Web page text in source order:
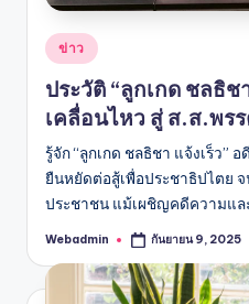
Posted
in
ข่าว
ประวัติ “ลูกเกด ชลธิช
เคลื่อนไหว สู่ ส.ส.พร
รู้จัก “ลูกเกด ชลธิชา แจ้งเร็ว”
ยืนหยัดต่อสู้เพื่อประชาธิปไตย จ
ประชาชน แม้เผชิญคดีความแล
Posted
Webadmin กันยายน 9, 2025